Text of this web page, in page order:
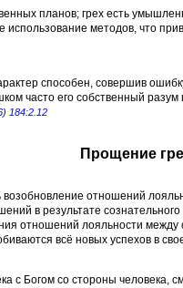
планов; грех есть
методов, что
способен, совершив
часто его собственный
184:2.12
Прощение
отношений
в результате
отношений лояльности
всё новых успехов в
с Богом со стороны человека,